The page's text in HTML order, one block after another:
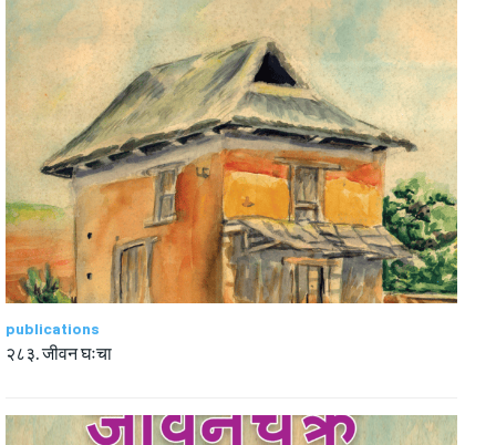
publications
२८३. जीवन घःचा